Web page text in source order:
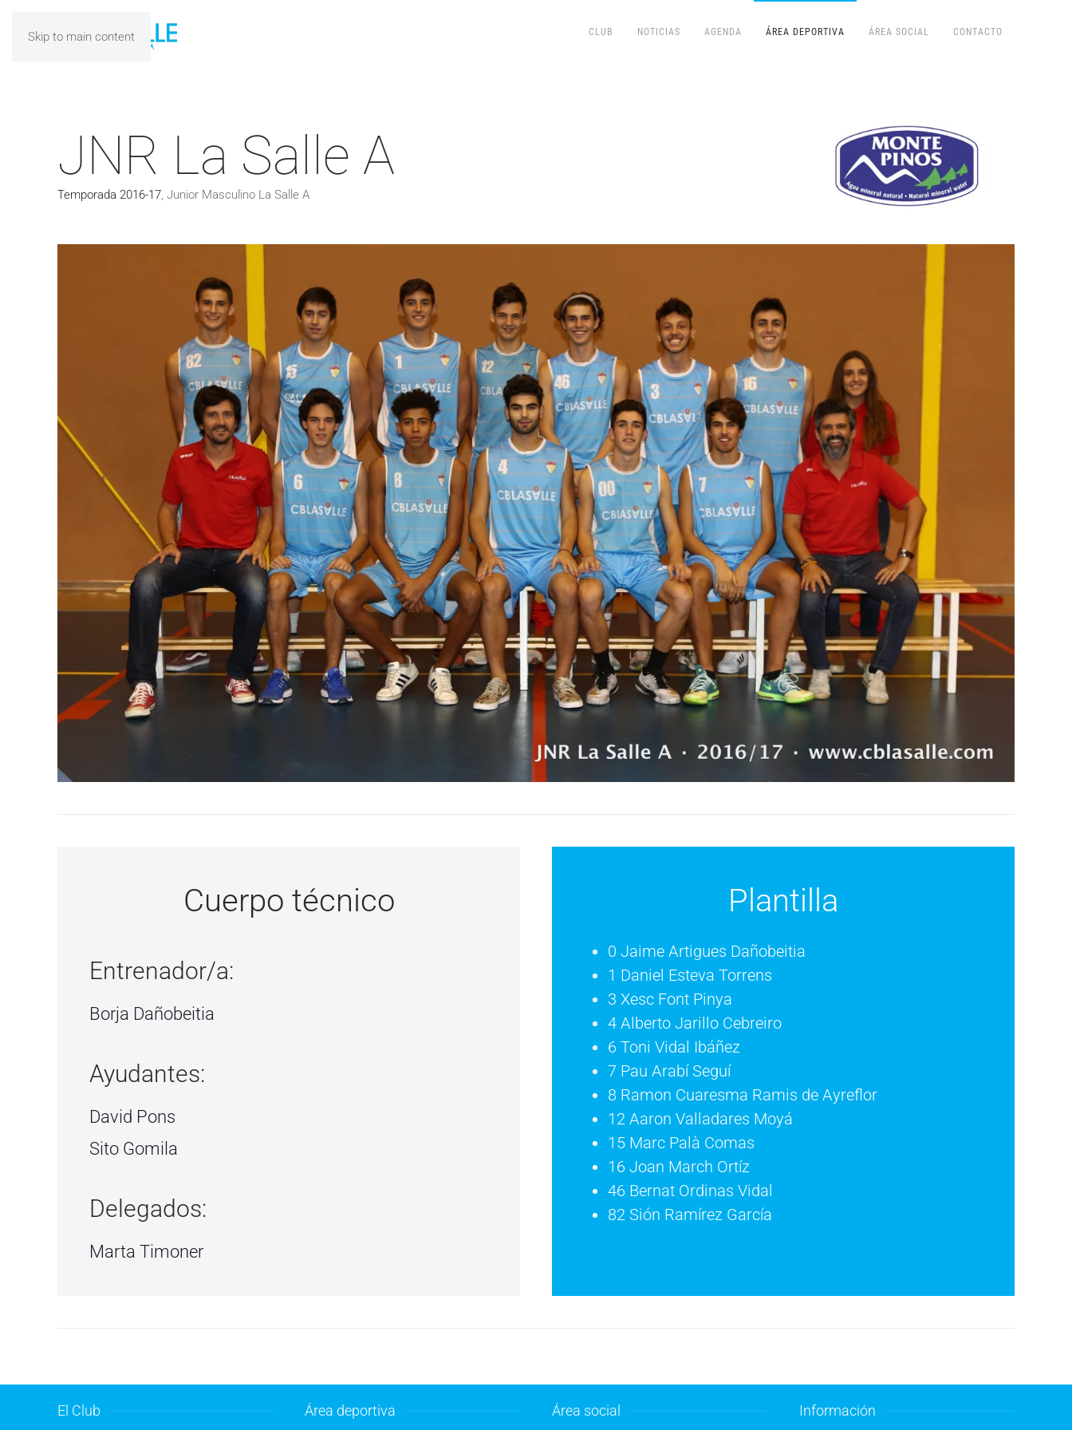
Skip to main content CLUB NOTICIAS AGENDA ÁREA DEPORTIVA ÁREA SOCIAL CONTACTO
JNR La Salle A
Temporada 2016-17, Junior Masculino La Salle A
Cuerpo técnico
Entrenador/a:
Borja Dañobeitia
Ayudantes:
David Pons
Sito Gomila
Delegados:
Marta Timoner
Plantilla
0 Jaime Artigues Dañobeitia
1 Daniel Esteva Torrens
3 Xesc Font Pinya
4 Alberto Jarillo Cebreiro
6 Toni Vidal Ibáñez
7 Pau Arabí Seguí
8 Ramon Cuaresma Ramis de Ayreflor
12 Aaron Valladares Moyá
15 Marc Palà Comas
16 Joan March Ortíz
46 Bernat Ordinas Vidal
82 Sión Ramírez García
El Club Área deportiva Área social Información